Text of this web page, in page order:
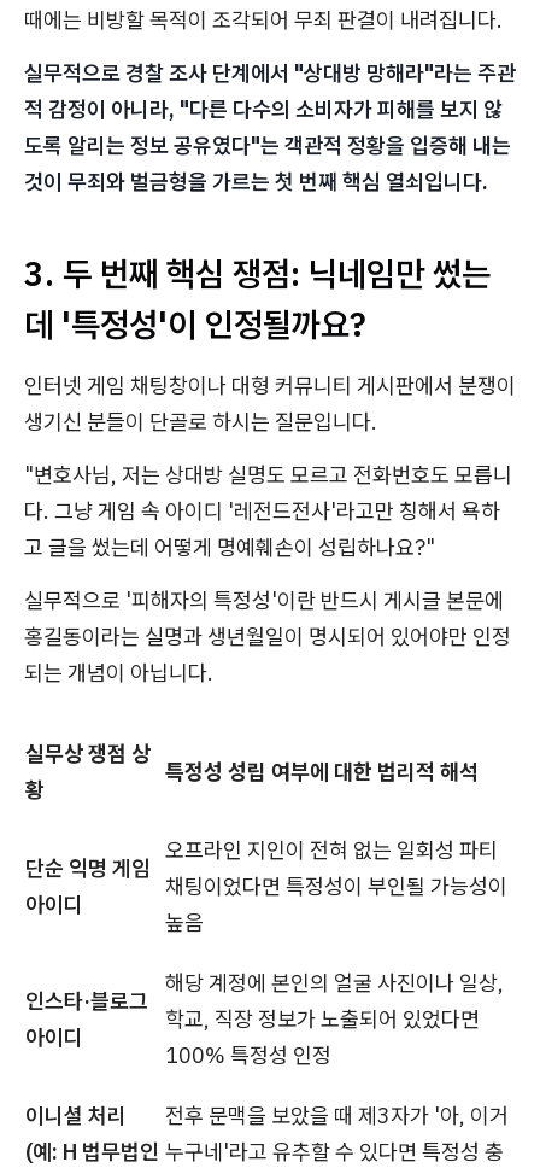
때에는 비방할 목적이 조각되어 무죄 판결이 내려집니다.
실무적으로 경찰 조사 단계에서 "상대방 망해라"라는 주관
적 감정이 아니라, "다른 다수의 소비자가 피해를 보지 않
도록 알리는 정보 공유였다"는 객관적 정황을 입증해 내는
것이 무죄와 벌금형을 가르는 첫 번째 핵심 열쇠입니다.
3. 두 번째 핵심 쟁점: 닉네임만 썼는
데 '특정성'이 인정될까요?
인터넷 게임 채팅창이나 대형 커뮤니티 게시판에서 분쟁이
생기신 분들이 단골로 하시는 질문입니다.
"변호사님, 저는 상대방 실명도 모르고 전화번호도 모릅니
다. 그냥 게임 속 아이디 '레전드전사'라고만 칭해서 욕하
고 글을 썼는데 어떻게 명예훼손이 성립하나요?"
실무적으로 '피해자의 특정성'이란 반드시 게시글 본문에
홍길동이라는 실명과 생년월일이 명시되어 있어야만 인정
되는 개념이 아닙니다.
실무상 쟁점 상
황
특정성 성립 여부에 대한 법리적 해석
단순 익명 게임
아이디
오프라인 지인이 전혀 없는 일회성 파티
채팅이었다면 특정성이 부인될 가능성이
높음
인스타·블로그
아이디
해당 계정에 본인의 얼굴 사진이나 일상,
학교, 직장 정보가 노출되어 있었다면
100% 특정성 인정
이니셜 처리
(예: H 법무법인
전후 문맥을 보았을 때 제3자가 '아, 이거
누구네'라고 유추할 수 있다면 특정성 충